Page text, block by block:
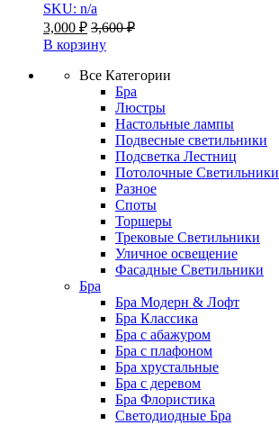
SKU: n/a
3,000 ₽ 3,600₽
В корзину
Все Категории
Бра
Люстры
Настольные лампы
Подвесные светильники
Подсветка Лестниц
Потолочные Светильники
Разное
Споты
Торшеры
Трековые Светильники
Уличное освещение
Фасадные Светильники
Бра
Бра Модерн & Лофт
Бра Классика
Бра с абажуром
Бра с плафоном
Бра хрустальные
Бра с деревом
Бра Флористика
Светодиодные Бра